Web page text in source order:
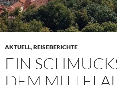
AKTUELL,REISEBERICHTE
EIN
DEM